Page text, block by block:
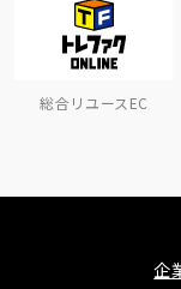
総合リユースEC
企